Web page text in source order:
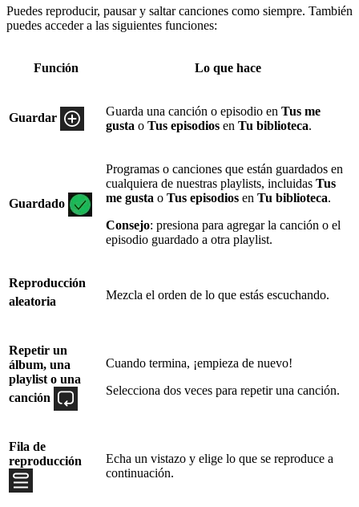
Puedes reproducir, pausar y saltar canciones como siempre. También
puedes acceder a las siguientes funciones:
Función Lo que hace
Guardar Guarda una canción o episodio en Tus me
gusta o Tus episodios en Tu biblioteca.
Guardado
Programas o canciones que están guardados en
cualquiera de nuestras playlists, incluidas Tus
me gusta o Tus episodios en Tu biblioteca.
Consejo: presiona para agregar la canción o el
episodio guardado a otra playlist.
Reproducción
aleatoria
Mezcla el orden de lo que estás escuchando.
Repetir un
álbum, una
playlist o una
canción
Cuando termina, ¡empieza de nuevo!
Selecciona dos veces para repetir una canción.
Fila de
reproducción
Echa un vistazo y elige lo que se reproduce a
continuación.